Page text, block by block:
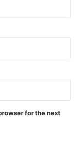
for the next